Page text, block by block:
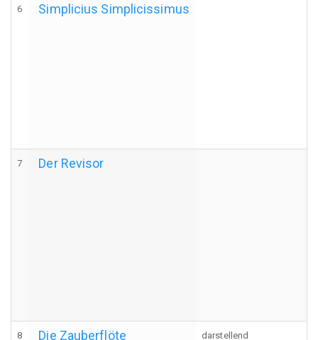
6 Simplicius Simplicissimus
7 Der Revisor
8 Die Zauberflöte
darstellend